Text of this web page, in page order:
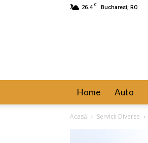
26.4 C Bucharest, RO
Home Auto
Acasă Servicii Diverse